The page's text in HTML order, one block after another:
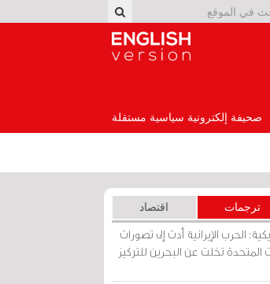
صحيفة إلكترونية سياسية مستقلة
ترجمات اقتصاد
الحرب الإيرانية أدت إلى تصورات
المتحدة تخلت عن البحرين للتركيز